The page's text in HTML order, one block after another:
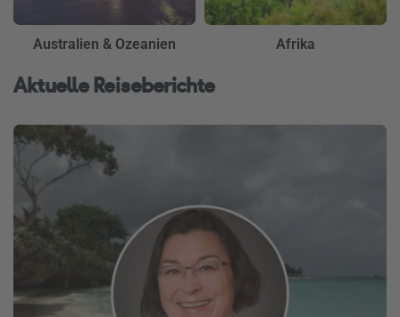
Australien & Ozeanien Afrika
Aktuelle Reiseberichte